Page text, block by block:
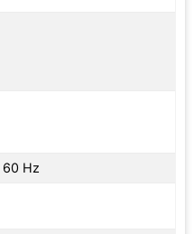
mang lại cảm giác khô
Quần áo, chăn ga không
nguyên màu sắc và cửa sổ
nâng cao chất lượng giấc
sự yên tĩnh, giúp tập trung
người dùng không cần liên
60 Hz